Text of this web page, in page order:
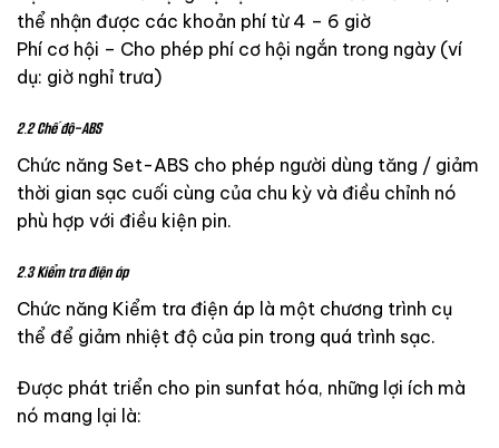
thể nhận được các khoản phí từ 4 – 6 giờ
Phí cơ hội – Cho phép phí cơ hội ngắn trong ngày (ví
dụ: giờ nghỉ trưa)
2.2 Chế độ-ABS
Chức năng Set-ABS cho phép người dùng tăng / giảm
thời gian sạc cuối cùng của chu kỳ và điều chỉnh nó
phù hợp với điều kiện pin.
2.3 Kiểm tra điện áp
Chức năng Kiểm tra điện áp là một chương trình cụ
thể để giảm nhiệt độ của pin trong quá trình sạc.
Được phát triển cho pin sunfat hóa, những lợi ích mà
nó mang lại là: